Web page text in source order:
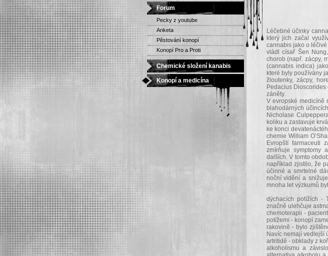
Léčebné účinky
který jich začal
cannabis jako o
vládl císař Šen
chorob (např. zácpy,
(cannabis indica)
které byly používány
žloutenky, zácpy,
Pedacius
záněty.
V evropské medicíně
blahodárných
Nicholase
koliku a zastavuje
ke konci
chemie William
Evropští farmaceuti
zmírňuje symptomy
dalších. V tomto
například zjistilo, že
účinné a smrtelné
noční vidění a
mnoha let výzkumů
dýchacích potížích -
značně ulehčuje
chemoterapii -
potížemi - konopí
rakovině - bylo
Navíc nemají vedlejší
artritidě - obklady z
alkoholismu a
Forum
Pecky z youtube
Anketa
Pěstování konopí
Konopí Pro a Proti
Chemické složení kanabis
Konopí a medicína